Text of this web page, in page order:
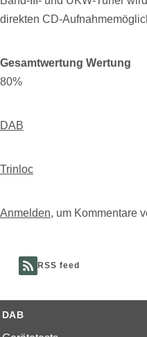
direkten CD-
Gesamtwertung Wertung
80%
DAB
Trinloc
Anmelden, um Kommentare
RSS feed
DAB